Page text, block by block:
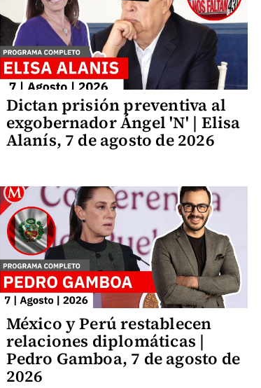
Dictan prisión preventiva al
exgobernador Ángel 'N' | Elisa
Alanís, 7 de agosto de 2026
México y Perú restablecen
relaciones diplomáticas |
Pedro Gamboa, 7 de agosto de
2026